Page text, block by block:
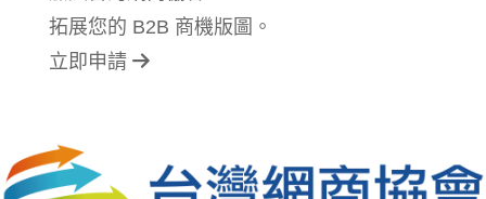
拓展您的 B2B 商機版圖。
立即申請